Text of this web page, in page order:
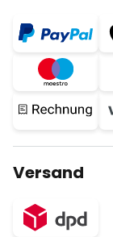
Versand